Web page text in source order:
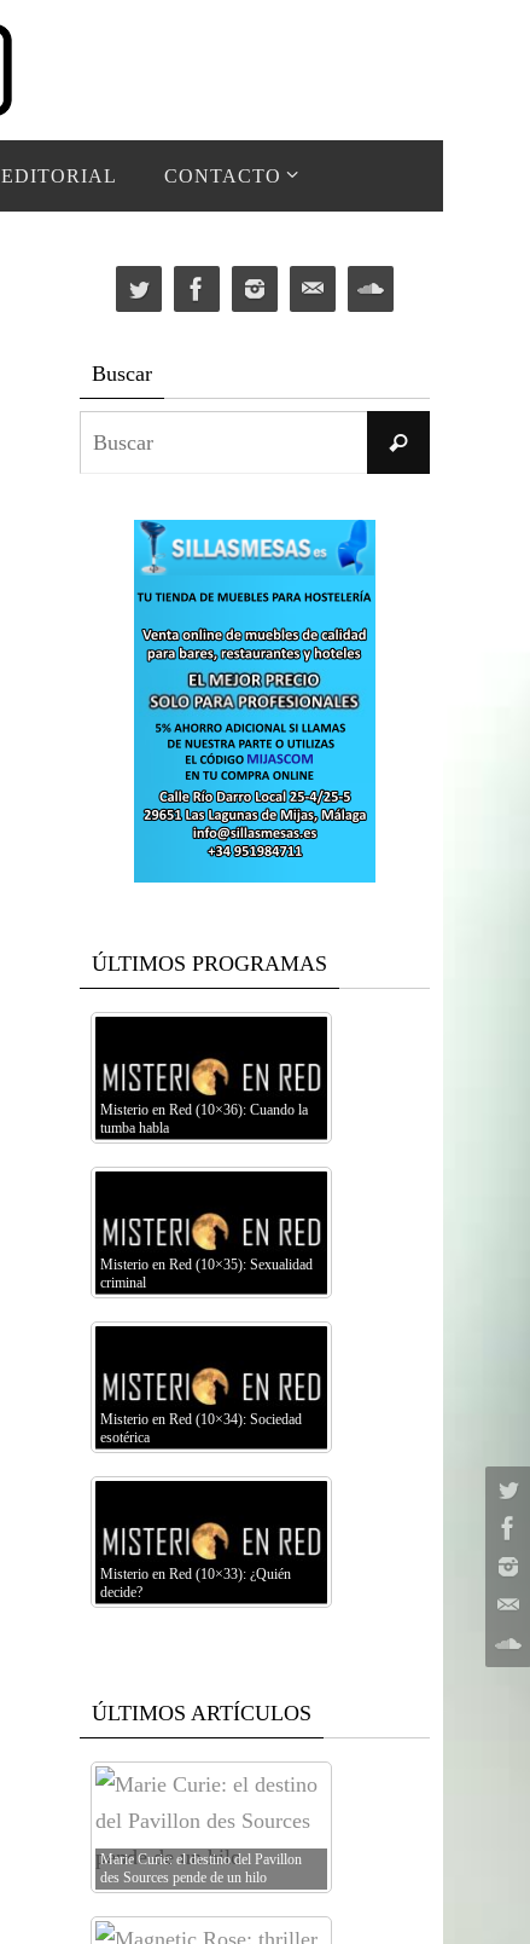
EDITORIAL CONTACTO
Buscar
Buscar
ÚLTIMOS PROGRAMAS
Misterio en Red (10×36): Cuando la
tumba habla
Misterio en Red (10×35): Sexualidad
criminal
Misterio en Red (10×34): Sociedad
esotérica
Misterio en Red (10×33): ¿Quién
decide?
ÚLTIMOS ARTÍCULOS
Marie Curie: el destino del Pavillon
des Sources pende de un hilo